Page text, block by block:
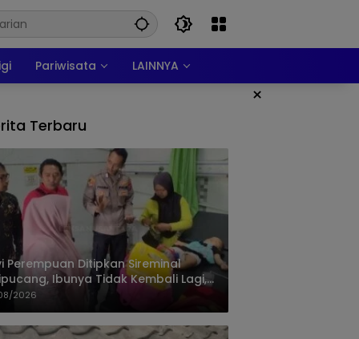
Pariwisata LAINNYA
×
Terbaru
Perempuan Ditipkan Sireminal
Ibunya Tidak Kembali Lagi,
Telusuri Keberadaan Orang Tua
2026